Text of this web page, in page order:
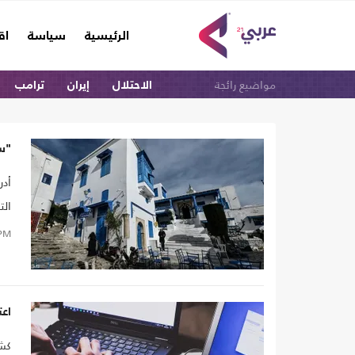
الرئيسية
(current) سياسة
مواضيع رائجة الاحتلال إيران ترامب